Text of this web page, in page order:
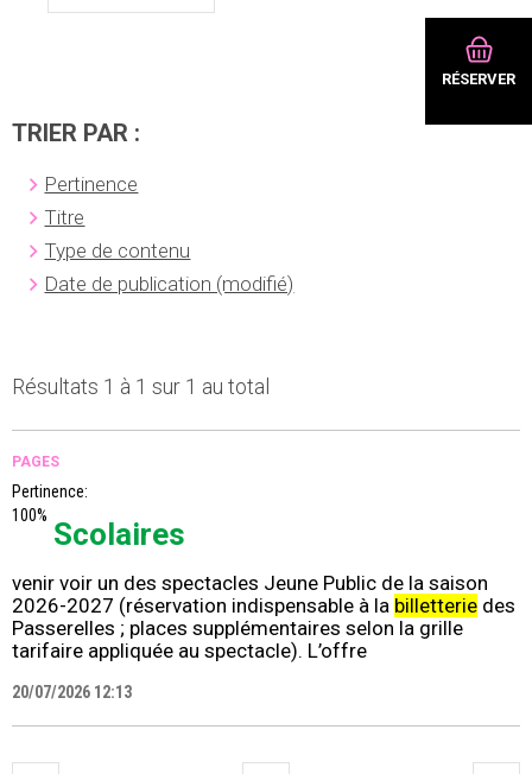
RÉSERVER
TRIER PAR :
Pertinence
Titre
Type de contenu
Date de publication (modifié)
Résultats 1 à 1 sur 1 au total
PAGES
Pertinence:
100%
Scolaires
venir voir un des spectacles Jeune Public de la saison
2026-2027 (réservation indispensable à la billetterie des
Passerelles ; places supplémentaires selon la grille
tarifaire appliquée au spectacle). L’offre
20/07/2026 12:13